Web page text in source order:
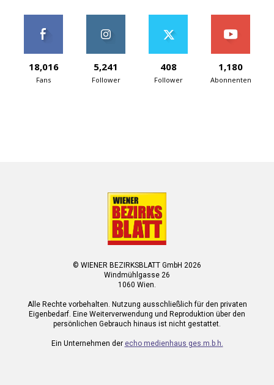
18,016
Fans
5,241
Follower
408
Follower
1,180
Abonnenten
© WIENER BEZIRKSBLATT GmbH 2026
Windmühlgasse 26
1060 Wien.
Alle Rechte vorbehalten. Nutzung ausschließlich für den privaten
Eigenbedarf. Eine Weiterverwendung und Reproduktion über den
persönlichen Gebrauch hinaus ist nicht gestattet.
Ein Unternehmen der echo medienhaus ges.m.b.h.